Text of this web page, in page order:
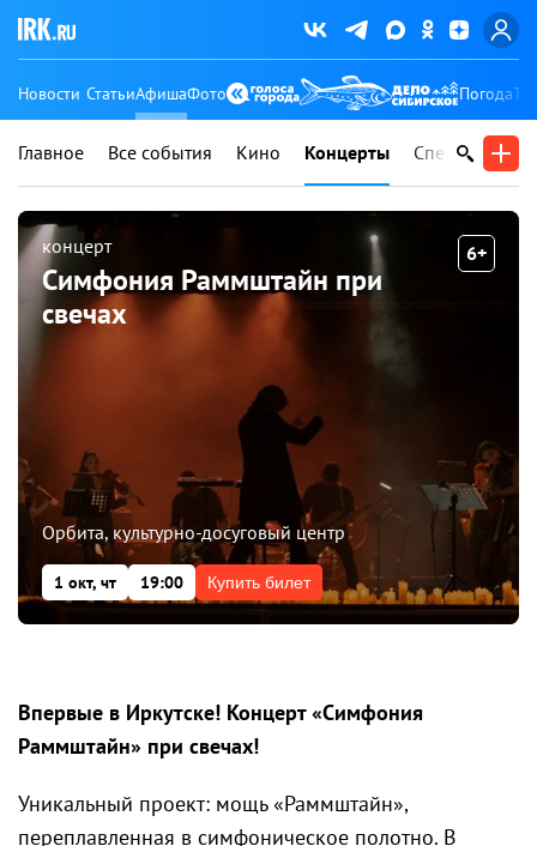
Новости СтатьиАфишаФото Погода
Главное Все события Кино Концерты Спектакли
концерт
Симфония Раммштайн при
свечах
6+
Орбита, культурно-досуговый центр
1 окт, чт 19:00 Купить билет
Впервые в Иркутске! Концерт «Симфония
Раммштайн» при свечах!
Уникальный проект: мощь «Раммштайн»,
переплавленная в симфоническое полотно. В